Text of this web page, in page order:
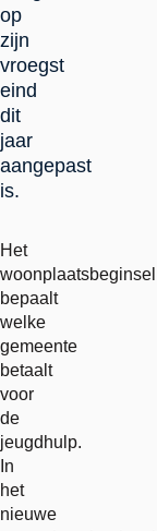
op
zijn
vroegst
eind
dit
jaar
aangepast
is.
Het
woonplaatsbeginsel
bepaalt
welke
gemeente
betaalt
voor
de
jeugdhulp.
In
het
nieuwe